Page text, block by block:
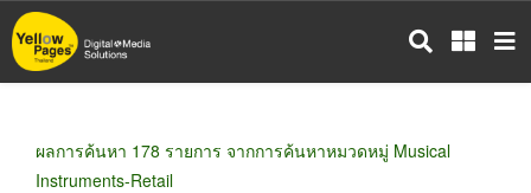
ข้าม
ไป
ผลการค้นหา 178 รายการ จากการค้นหาหมวดหมู่ Musical
Instruments-Retail